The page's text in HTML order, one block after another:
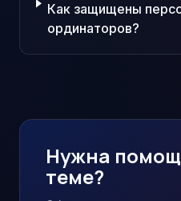
Как защищены
ординаторов?
Нужна
теме?